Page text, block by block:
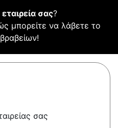
σας?
μπορείτε να λάβετε το
σας